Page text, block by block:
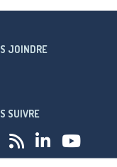
JOINDRE
SUIVRE